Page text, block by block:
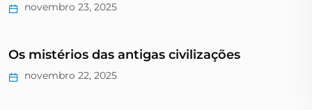
novembro 23, 2025
Os mistérios das antigas civilizações
novembro 22, 2025